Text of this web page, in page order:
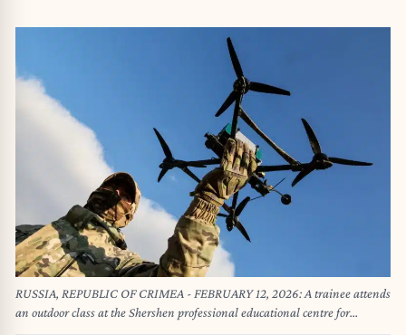
RUSSIA, REPUBLIC OF CRIMEA - FEBRUARY 12, 2026: A trainee attends
an outdoor class at the Shershen professional educational centre for
training and retraining UAV instructors, operators, technicians and